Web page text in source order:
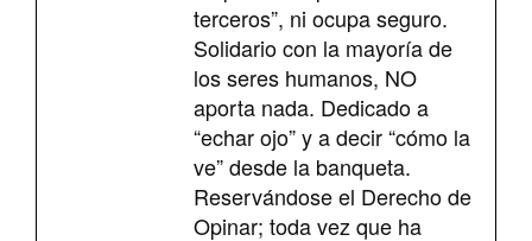
terceros”, ni ocupa seguro.
Solidario con la mayoría de
los seres humanos, NO
aporta nada. Dedicado a
“echar ojo” y a decir “cómo la
ve” desde la banqueta.
Reservándose el Derecho de
Opinar; toda vez que ha